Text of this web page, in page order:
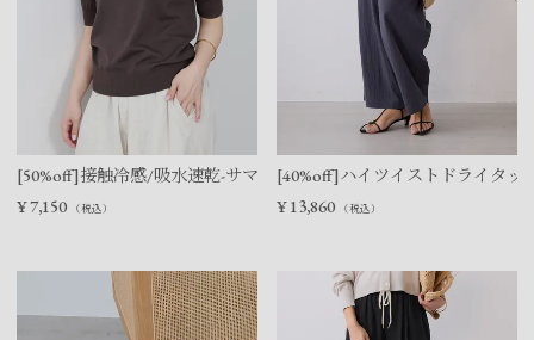
[50%off]接触冷感/吸水速乾-サマーポロニット
¥7,150 （税込）
[40%off]ハイツイストドライタッ
¥ 13,860 （税込）